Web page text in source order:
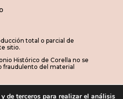
total o parcial de
sitio.
Histórico de Corella no se
fraudulento del material
de terceros para realizar el análisis